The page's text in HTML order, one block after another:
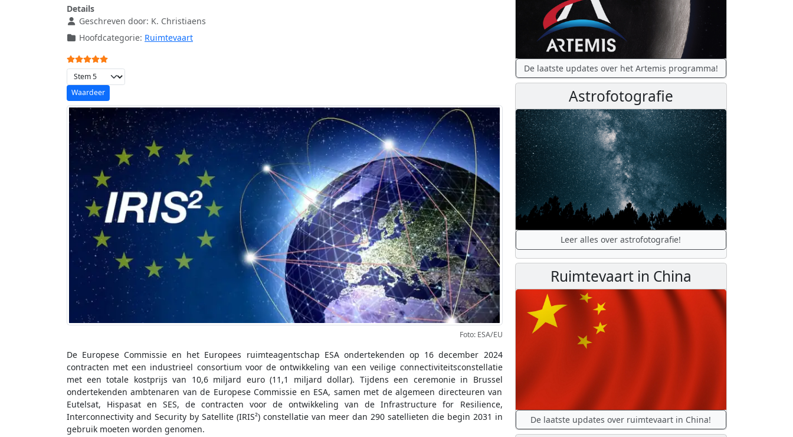
Details
Geschreven door: K. Christiaens
Hoofdcategorie: Ruimtevaart
Gebruikerswaardering:
Voeg waardering toe
Foto: ESA/EU
De Europese Commissie en het Europees ruimteagentschap ESA ondertekenden op 16 december 2024
contracten met een industrieel consortium voor de ontwikkeling van een veilige connectiviteitsconstellatie
met een totale kostprijs van 10,6 miljard euro (11,1 miljard dollar). Tijdens een ceremonie in Brussel
ondertekenden ambtenaren van de Europese Commissie en ESA, samen met de algemeen directeuren van
Eutelsat, Hispasat en SES, de contracten voor de ontwikkeling van de Infrastructure for Resilience,
Interconnectivity and Security by Satellite (IRIS²) constellatie van meer dan 290 satellieten die begin 2031 in
gebruik moeten worden genomen.
De laatste updates over het Artemis programma!
Astrofotografie
Leer alles over astrofotografie!
Ruimtevaart in China
De laatste updates over ruimtevaart in China!